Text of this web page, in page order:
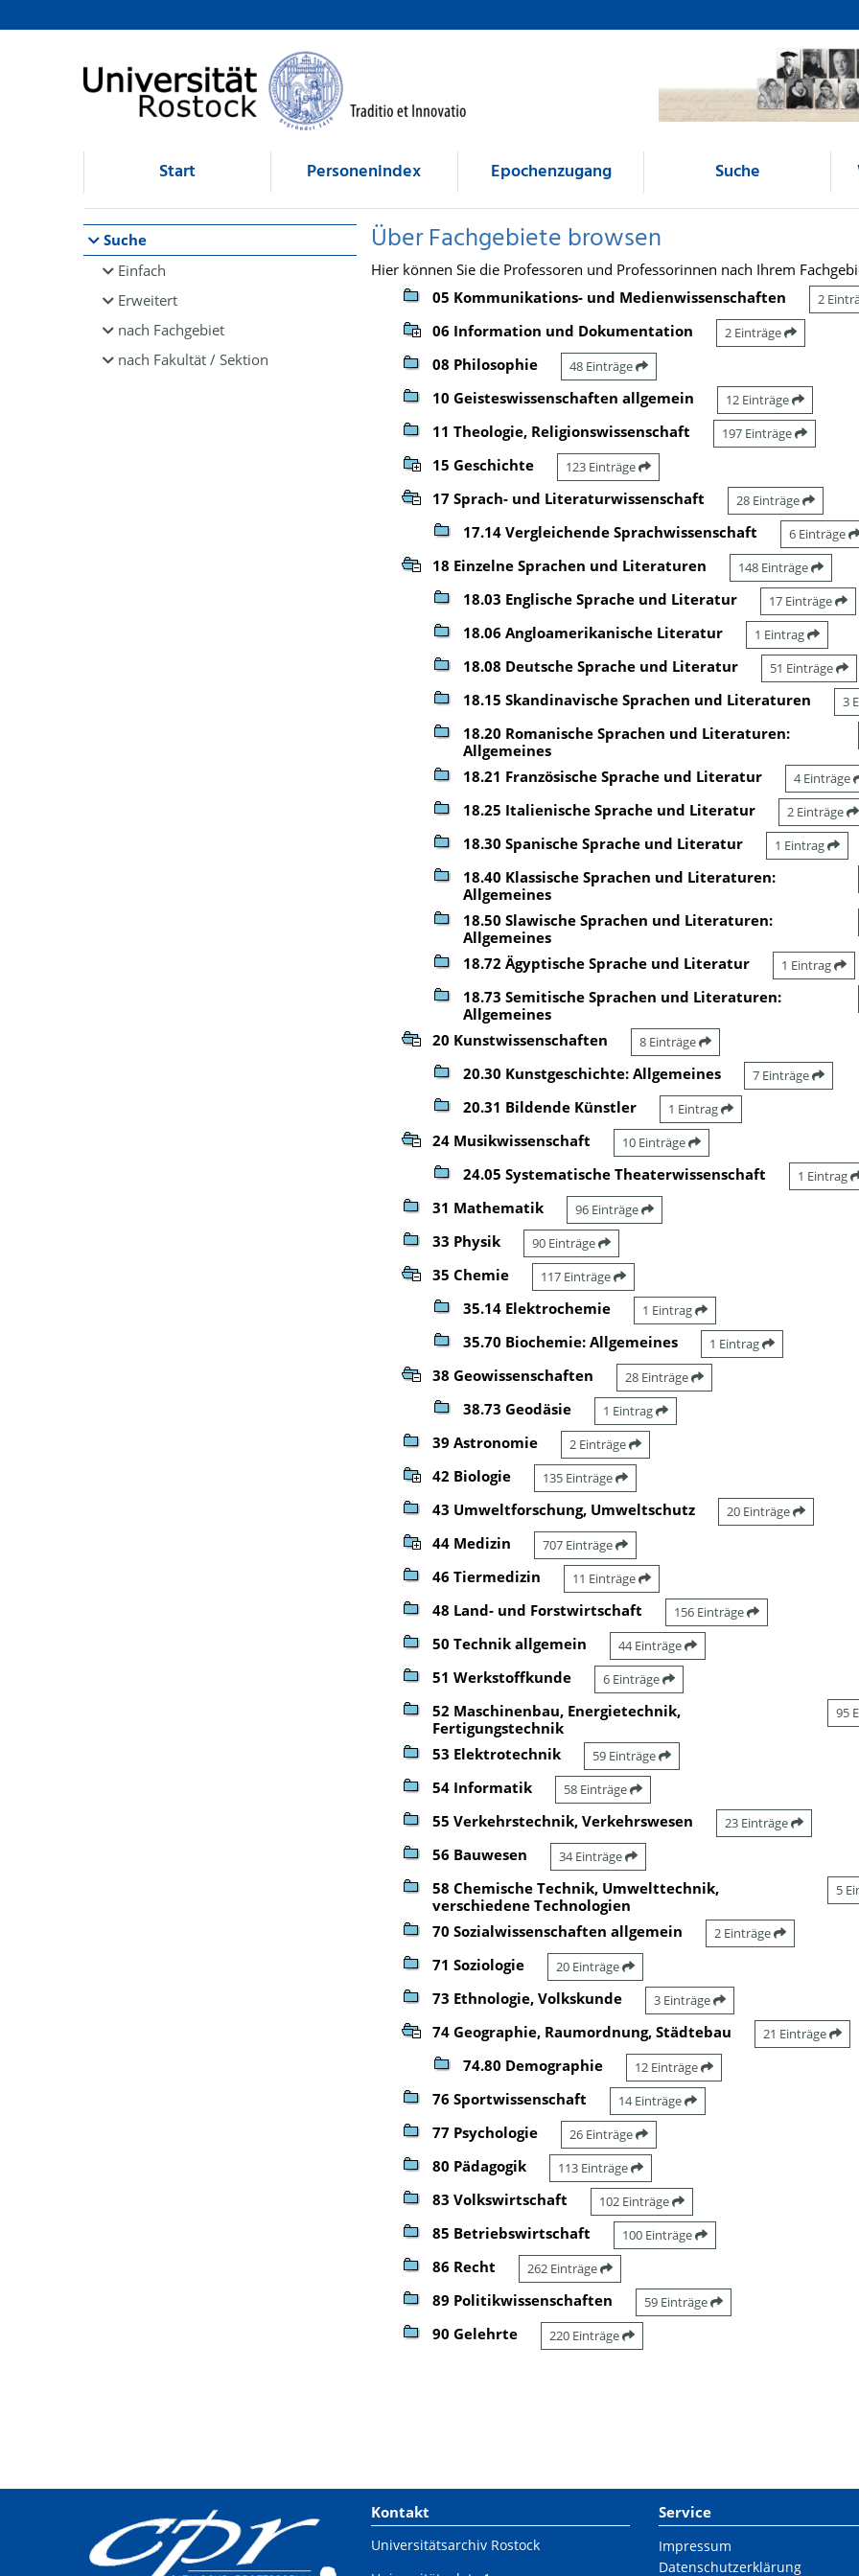
Browsen
direkt zum Inhalt
Start Personenindex Epochenzugang Suche
Suche
Einfach
Erweitert
nach Fachgebiet
nach Fakultät / Sektion
Über Fachgebiete browsen
Hier können Sie die Professoren und Professorinnen nach Ihrem
05 Kommunikations- und Medienwissenschaften
2
06 Information und Dokumentation 2 Einträge
08 Philosophie 48 Einträge
10 Geisteswissenschaften allgemein 12 Einträge
11 Theologie, Religionswissenschaft 197 Einträge
15 Geschichte 123 Einträge
17 Sprach- und Literaturwissenschaft 28 Einträge
17.14 Vergleichende Sprachwissenschaft 6 Einträge
18 Einzelne Sprachen und Literaturen 148 Einträge
18.03 Englische Sprache und Literatur 17 Einträge
18.06 Angloamerikanische Literatur 1 Eintrag
18.08 Deutsche Sprache und Literatur 51 Einträge
18.15 Skandinavische Sprachen und Literaturen 3
18.20 Romanische Sprachen und Literaturen:
Allgemeines
18.21 Französische Sprache und Literatur 4 Einträge
18.25 Italienische Sprache und Literatur 2 Einträge
18.30 Spanische Sprache und Literatur 1 Eintrag
18.40 Klassische Sprachen und Literaturen:
Allgemeines
18.50 Slawische Sprachen und Literaturen:
Allgemeines
18.72 Ägyptische Sprache und Literatur 1 Eintrag
18.73 Semitische Sprachen und Literaturen:
Allgemeines
20 Kunstwissenschaften 8 Einträge
20.30 Kunstgeschichte: Allgemeines 7 Einträge
20.31 Bildende Künstler 1 Eintrag
24 Musikwissenschaft 10 Einträge
24.05 Systematische Theaterwissenschaft 1 Eintrag
31 Mathematik 96 Einträge
33 Physik 90 Einträge
35 Chemie 117 Einträge
35.14 Elektrochemie 1 Eintrag
35.70 Biochemie: Allgemeines 1 Eintrag
38 Geowissenschaften 28 Einträge
38.73 Geodäsie 1 Eintrag
39 Astronomie 2 Einträge
42 Biologie 135 Einträge
43 Umweltforschung, Umweltschutz 20 Einträge
44 Medizin 707 Einträge
46 Tiermedizin 11 Einträge
48 Land- und Forstwirtschaft 156 Einträge
50 Technik allgemein 44 Einträge
51 Werkstoffkunde 6 Einträge
52 Maschinenbau, Energietechnik,
Fertigungstechnik
95
53 Elektrotechnik 59 Einträge
54 Informatik 58 Einträge
55 Verkehrstechnik, Verkehrswesen 23 Einträge
56 Bauwesen 34 Einträge
58 Chemische Technik, Umwelttechnik,
verschiedene Technologien
5
70 Sozialwissenschaften allgemein 2 Einträge
71 Soziologie 20 Einträge
73 Ethnologie, Volkskunde 3 Einträge
74 Geographie, Raumordnung, Städtebau 21 Einträge
74.80 Demographie 12 Einträge
76 Sportwissenschaft 14 Einträge
77 Psychologie 26 Einträge
80 Pädagogik 113 Einträge
83 Volkswirtschaft 102 Einträge
85 Betriebswirtschaft 100 Einträge
86 Recht 262 Einträge
89 Politikwissenschaften 59 Einträge
90 Gelehrte 220 Einträge
Kontakt
Universitätsarchiv Rostock
Service
Impressum
Datenschutzerklärung